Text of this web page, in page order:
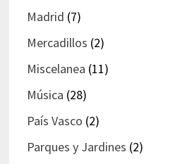
Madrid (7)
Mercadillos (2)
Miscelanea (11)
Música (28)
País Vasco (2)
Parques y Jardines (2)